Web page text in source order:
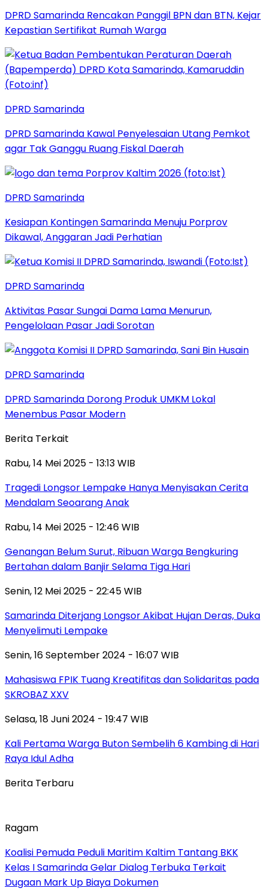
DPRD Samarinda Rencakan Panggil BPN dan BTN, Kejar
Kepastian Sertifikat Rumah Warga
DPRD Samarinda
DPRD Samarinda Kawal Penyelesaian Utang Pemkot
agar Tak Ganggu Ruang Fiskal Daerah
DPRD Samarinda
Kesiapan Kontingen Samarinda Menuju Porprov
Dikawal, Anggaran Jadi Perhatian
DPRD Samarinda
Aktivitas Pasar Sungai Dama Lama Menurun,
Pengelolaan Pasar Jadi Sorotan
DPRD Samarinda
DPRD Samarinda Dorong Produk UMKM Lokal
Menembus Pasar Modern
Berita Terkait
Rabu, 14 Mei 2025 - 13:13 WIB
Tragedi Longsor Lempake Hanya Menyisakan Cerita
Mendalam Seoarang Anak
Rabu, 14 Mei 2025 - 12:46 WIB
Genangan Belum Surut, Ribuan Warga Bengkuring
Bertahan dalam Banjir Selama Tiga Hari
Senin, 12 Mei 2025 - 22:45 WIB
Samarinda Diterjang Longsor Akibat Hujan Deras, Duka
Menyelimuti Lempake
Senin, 16 September 2024 - 16:07 WIB
Mahasiswa FPIK Tuang Kreatifitas dan Solidaritas pada
SKROBAZ XXV
Selasa, 18 Juni 2024 - 19:47 WIB
Kali Pertama Warga Buton Sembelih 6 Kambing di Hari
Raya Idul Adha
Berita Terbaru
Ragam
Koalisi Pemuda Peduli Maritim Kaltim Tantang BKK
Kelas I Samarinda Gelar Dialog Terbuka Terkait
Dugaan Mark Up Biaya Dokumen